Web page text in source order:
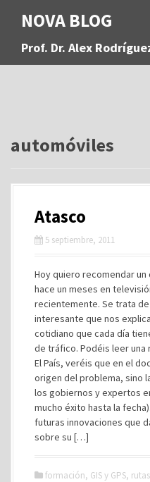
a
NOVA BLOG
Prof. Dr. Alex
automóviles
Atasco
5 septiembre, 2011
Hoy quiero recomendar
hace un meses en
recientemente. Se trata
interesante que nos
cotidiano que cada día
de tráfico. Podéis leer
El País, veréis que en el
origen del problema, sino
los gobiernos y expertos
mucho éxito hasta la
futuras innovaciones que
sobre su […]
formación, GIS y GPS, rutas